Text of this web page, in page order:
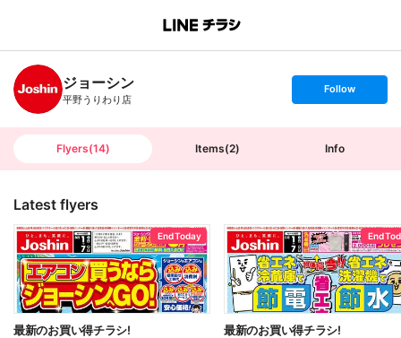
B
n
c
h
T
ジョーシン
平野うりわり店
s
t
o
l
Follow
Flyers(14) Items(2) Info
Latest flyers
End Today
最新のお買い得チラシ!
End
最新のお買い得チラシ!